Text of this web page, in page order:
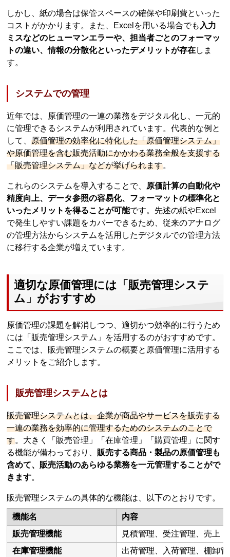
しかし、紙の場合は保管スペースの確保や印刷費といった
コストがかかります。また、Excelを用いる場合でも 入力
ミスなどのヒューマンエラーや、担当者ごとのフォーマッ
トの違い、情報の分散化といったデメリットが存在しま
す。
システムでの管理
近年では、原価管理の一連の業務をデジタル化し、一元的
に管理できるシステムが利用されています。代表的な例と
して、原価管理の効率化に特化した「原価管理システム」
や原価管理を含む販売活動にかかわる業務全般を支援する
「販売管理システム」などが挙げられます。
これらのシステムを導入することで、 原価計算の自動化や
精度向上、データ参照の容易化、フォーマットの標準化と
いったメリットを得ることが可能です。先述の紙やExcel
で発生しやすい課題をカバーできるため、従来のアナログ
の管理方法からシステムを活用したデジタルでの管理方法
に移行する企業が増えています。
適切な原価管理には「販売管理システ
ム」がおすすめ
原価管理の課題を解消しつつ、適切かつ効率的に行うため
には「販売管理システム」を活用するのがおすすめです。
ここでは、販売管理システムの概要と原価管理に活用する
メリットをご紹介します。
販売管理システムとは
販売管理システムとは、企業が商品やサービスを販売する
一連の業務を効率的に管理するためのシステムのことで
す。大きく「販売管理」「在庫管理」「購買管理」に関す
る機能が備わっており、 販売する商品・製品の原価管理も
含めて、販売活動のあらゆる業務を一元管理することがで
きます。
販売管理システムの具体的な機能は、以下のとおりです。
機能名
内容
販売管理機能
見積管理、受注管理、売上
在庫管理機能
出荷管理、入荷管理、棚卸